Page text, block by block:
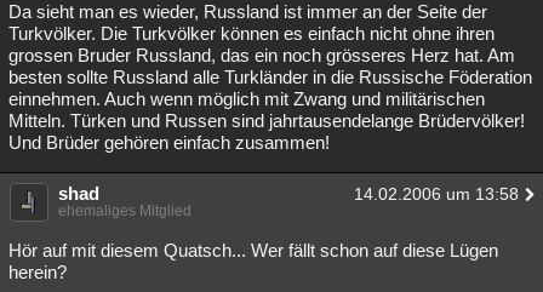
Da sieht man es wieder, Russland ist immer an der Seite der
Turkvölker. Die Turkvölker können es einfach nicht ohne ihren
grossen Bruder Russland, das ein noch grösseres Herz hat. Am
besten sollte Russland alle Turkländer in die Russische Föderation
einnehmen. Auch wenn möglich mit Zwang und militärischen
Mitteln. Türken und Russen sind jahrtausendelange Brüdervölker!
Und Brüder gehören einfach zusammen!
shad 14.02.2006 um 13:58
ehemaliges Mitglied
Hör auf mit diesem Quatsch... Wer fällt schon auf diese Lügen
herein?